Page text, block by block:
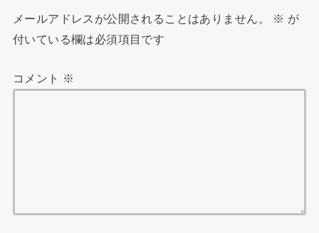
メールアドレスが公開されることはありません。 ※ が
付いている欄は必須項目です
コメント ※